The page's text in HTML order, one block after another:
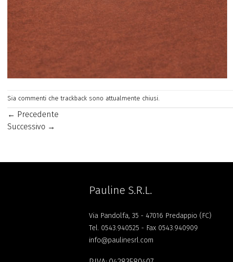
Sia commenti che trackback sono attualmente chiusi.
← Precedente
Successivo →
Pauline S.R.L.
Via Pandolfa, 35 - 47016 Predappio (FC)
Tel. 0543.940525 - Fax 0543.940909
info@paulinesrl.com